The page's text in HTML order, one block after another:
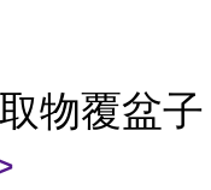
物覆盆子